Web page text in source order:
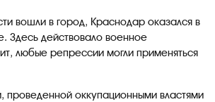
вошли в город, Краснодар оказался в
Здесь действовало военное
любые репрессии могли применяться
проведенной оккупационными властями